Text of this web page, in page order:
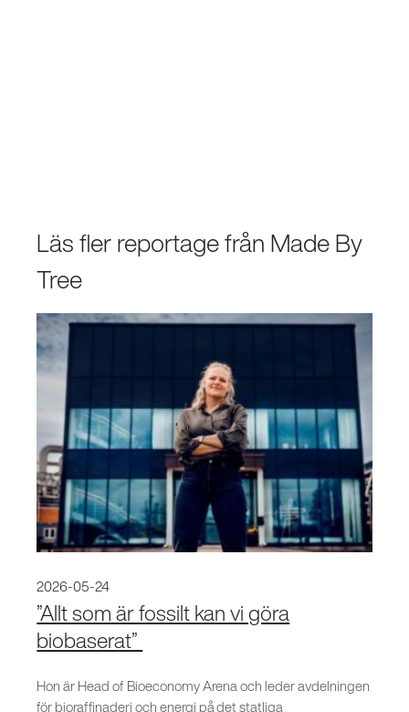
Läs fler reportage från Made By
Tree
2026-05-24
”Allt som är fossilt kan vi göra
biobaserat”
Hon är Head of Bioeconomy Arena och leder avdelningen
för bioraffinaderi och energi på det statliga